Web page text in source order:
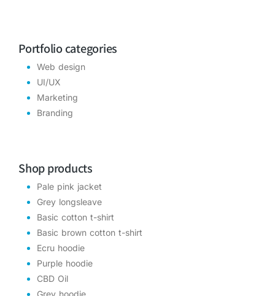
Portfolio categories
Web design
UI/UX
Marketing
Branding
Shop products
Pale pink jacket
Grey longsleave
Basic cotton t-shirt
Basic brown cotton t-shirt
Ecru hoodie
Purple hoodie
CBD Oil
Grey hoodie